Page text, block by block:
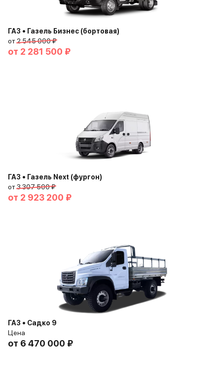
ГАЗ • Газель Бизнес (бортовая)
от2 545 000 ₽
от 2 281 500 ₽
ГАЗ • Газель Next (фургон)
от3 307 500 ₽
от 2 923 200 ₽
ГАЗ • Садко 9
Цена
от 6 470 000 ₽